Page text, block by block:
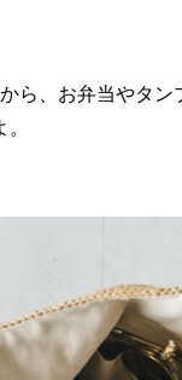
ら、お弁当やタン